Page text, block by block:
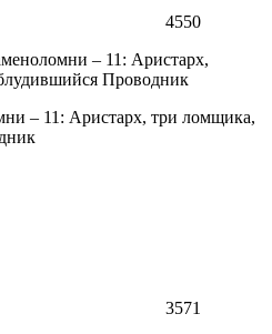
4550
– 11: Аристарх, три ломщика,
3571